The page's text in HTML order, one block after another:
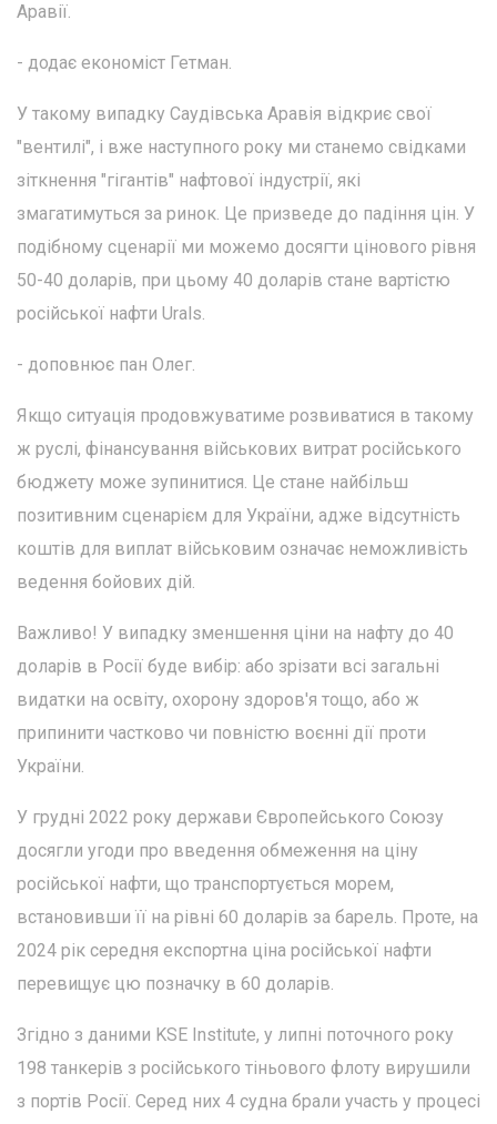
Аравії.
- додає економіст Гетман.
У такому випадку Саудівська Аравія відкриє свої
"вентилі", і вже наступного року ми станемо свідками
зіткнення "гігантів" нафтової індустрії, які
змагатимуться за ринок. Це призведе до падіння цін. У
подібному сценарії ми можемо досягти цінового рівня
50-40 доларів, при цьому 40 доларів стане вартістю
російської нафти Urals.
- доповнює пан Олег.
Якщо ситуація продовжуватиме розвиватися в такому
ж руслі, фінансування військових витрат російського
бюджету може зупинитися. Це стане найбільш
позитивним сценарієм для України, адже відсутність
коштів для виплат військовим означає неможливість
ведення бойових дій.
Важливо! У випадку зменшення ціни на нафту до 40
доларів в Росії буде вибір: або зрізати всі загальні
видатки на освіту, охорону здоров'я тощо, або ж
припинити частково чи повністю воєнні дії проти
України.
У грудні 2022 року держави Європейського Союзу
досягли угоди про введення обмеження на ціну
російської нафти, що транспортується морем,
встановивши її на рівні 60 доларів за барель. Проте, на
2024 рік середня експортна ціна російської нафти
перевищує цю позначку в 60 доларів.
Згідно з даними KSE Institute, у липні поточного року
198 танкерів з російського тіньового флоту вирушили
з портів Росії. Серед них 4 судна брали участь у процесі